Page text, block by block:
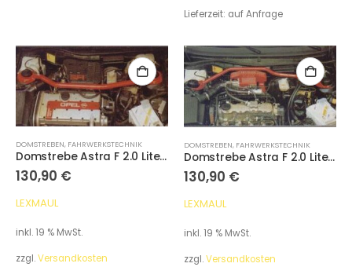
Lieferzeit: auf Anfrage
DOMSTREBEN, FAHRWERKSTECHNIK
Domstrebe Astra F 2.0 Liter 110 kW vorne
130,90 €
LEXMAUL
inkl. 19 % MwSt.
zzgl.Versandkosten
DOMSTREBEN, FAHRWERKSTECHNIK
Domstrebe Astra F 2.0 Liter 85 kW vorne
130,90 €
LEXMAUL
inkl. 19 % MwSt.
zzgl.Versandkosten